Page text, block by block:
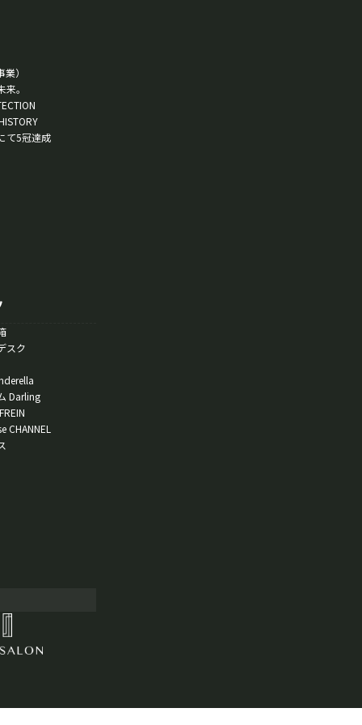
）
。
て5冠達成
スク
Darling
CHANNEL